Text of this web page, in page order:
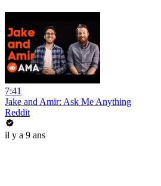
7:41
Jake and Amir: Ask Me Anything
Reddit
il y a 9 ans